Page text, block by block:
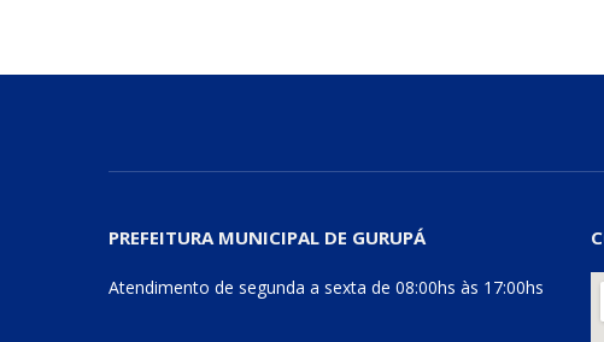
PREFEITURA MUNICIPAL DE GURUPÁ
Atendimento de segunda a sexta de 08:00hs às 17:00hs